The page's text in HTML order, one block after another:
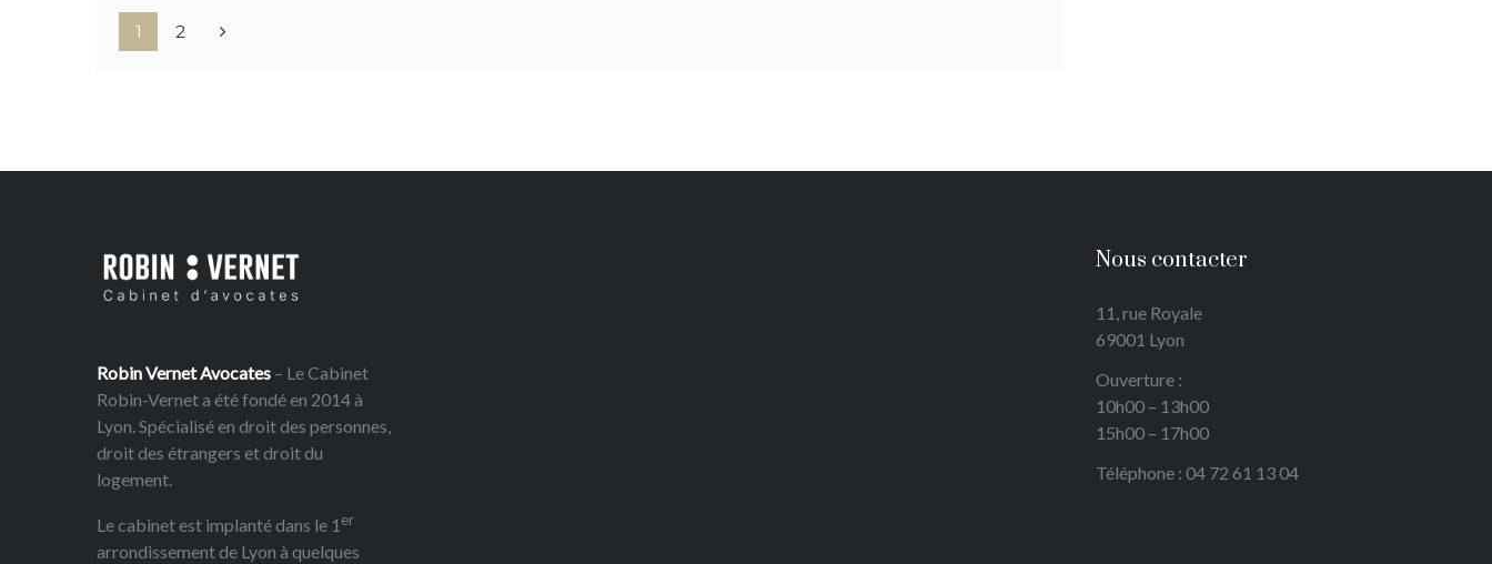
1 2
Robin Vernet Avocates – Le Cabinet
Robin-Vernet a été fondé en 2014 à
Lyon. Spécialisé en droit des personnes,
droit des étrangers et droit du
logement.
Le cabinet est implanté dans le 1 er
arrondissement de Lyon à quelques
Nous contacter
11, rue Royale
69001 Lyon
Ouverture :
10h00 – 13h00
15h00 – 17h00
Téléphone : 04 72 61 13 04